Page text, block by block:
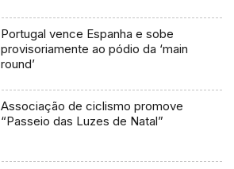
Portugal vence Espanha e sobe
provisoriamente ao pódio da ‘main
round’
Associação de ciclismo promove
“Passeio das Luzes de Natal”